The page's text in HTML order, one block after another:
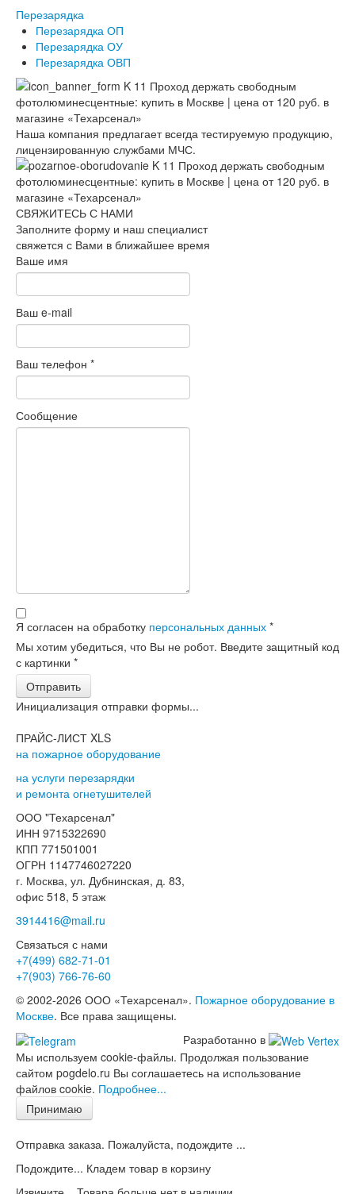
Перезарядка
Перезарядка ОП
Перезарядка ОУ
Перезарядка ОВП
Наша компания предлагает всегда тестируемую продукцию,
лицензированную службами МЧС.
СВЯЖИТЕСЬ С НАМИ
Заполните форму и наш специалист
свяжется с Вами в ближайшее время
Ваше имя
Ваш e-mail
Ваш телефон *
Сообщение
Я согласен на обработку персональных данных *
Мы хотим убедиться, что Вы не робот. Введите защитный код
с картинки *
Отправить
Инициализация отправки формы...
ПРАЙС-ЛИСТ XLS
на пожарное оборудование
на услуги перезарядки
и ремонта огнетушителей
ООО "Техарсенал"
ИНН 9715322690
КПП 771501001
ОГРН 1147746027220
г. Москва, ул. Дубнинская, д. 83,
офис 518, 5 этаж
3914416@mail.ru
Связаться с нами
+7(499) 682-71-01
+7(903) 766-76-60
© 2002-2026 ООО «Техарсенал». Пожарное оборудование в
Москве. Все права защищены.
Разработанно в
Мы используем cookie-файлы. Продолжая пользование
сайтом pogdelo.ru Вы соглашаетесь на использование
файлов cookie. Подробнее...
Принимаю
Отправка заказа. Пожалуйста, подождите ...
Подождите... Кладем товар в корзину